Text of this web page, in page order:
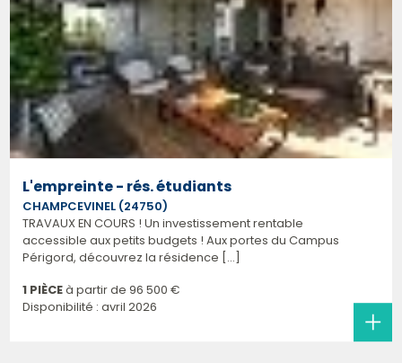
L'empreinte - rés. étudiants
CHAMPCEVINEL (24750)
TRAVAUX EN COURS ! Un investissement rentable
accessible aux petits budgets ! Aux portes du Campus
Périgord, découvrez la résidence [...]
1 PIÈCEà partir de 96 500 €
Disponibilité : avril 2026